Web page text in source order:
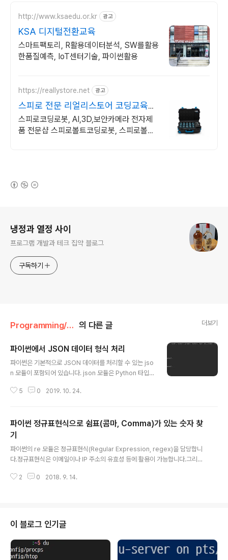
http://www.ksaedu.or.kr 광고
KSA 디지털전환교육
스마트팩토리, R활용데이터분석, SW를활용
한품질예측, IoT센터기술, 파이썬활용
https://reallystore.net 광고
스피로 전문 리얼리스토어 코딩교육을
쉽고 재밌게
스피로코딩로봇, AI,3D,보안카메라 전자제
품 전문샵 스피로볼트코딩로봇, 스피로볼트
냉정과 열정 사이
프로그램 개발과 테크 집약 블로그
구독하기
Programming/Python 의 다른 글 더보기
파이썬에서 JSON 데이터 형식 처리
파이썬은 기본적으로 JSON 데이터를 처리할 수 있는 jso
n 모듈이 포함되어 있습니다. json 모듈은 Python 타입을
합니다. 1. JSON 형태 문자열과 파일 읽기 JSON 형태의
r": [{"name": "autho1", "age": 30}, {"name": "auth
o2", "age": 25}]}' json_data = json.loads(data) pri
nt(json_data['title']) print(json_data['ISBN']) for a
uthor in json_data..
5 0 2019. 10. 24.
파이썬 정규표현식으로 쉼표(콤마, Comma)가 있는 숫자 찾
기
파이썬의 re 모듈은 정규표현식(Regular Expression, regex)을 담당합니
다.정규표현식은 이메일이나 IP 주소의 유효성 등에 활용이 가능합니다.그리고
서 알아볼 정규표현식 활용 방법은 쉼표로 구분된 숫자를 추출하는 것입니다.일
rt re def check_number(text): regex = re.compile(r'((-)?\d{1,3}(,\d
{3})*(\.\d+)?)') se..
2 0 2018. 9. 14.
이 블로그 인기글